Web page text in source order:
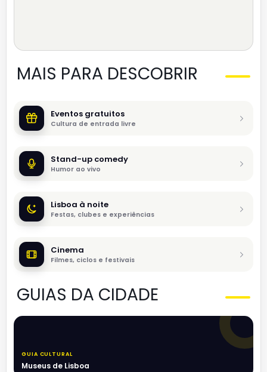
MAIS PARA DESCOBRIR
Eventos gratuitos
Cultura de entrada livre
Stand-up comedy
Humor ao vivo
Lisboa à noite
Festas, clubes e experiências
Cinema
Filmes, ciclos e festivais
GUIAS DA CIDADE
GUIA CULTURAL
Museus de Lisboa